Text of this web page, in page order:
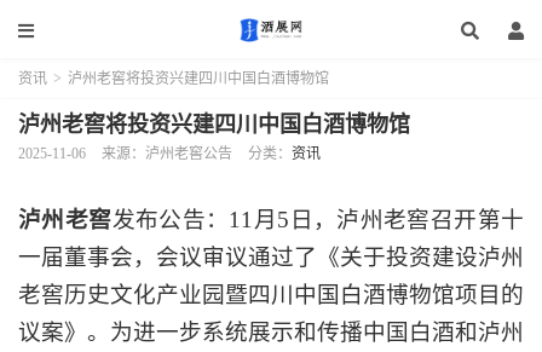
资讯 > 泸州老窖将投资兴建四川中国白酒博物馆
泸州老窖将投资兴建四川中国白酒博物馆
2025-11-06 来源：泸州老窖公告 分类： 资讯
泸州老窖发布公告：11月5日，泸州老窖召开第十
一届董事会，会议审议通过了《关于投资建设泸州
老窖历史文化产业园暨四川中国白酒博物馆项目的
议案》。为进一步系统展示和传播中国白酒和泸州